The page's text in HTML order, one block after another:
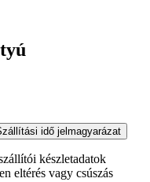
idő jelmagyarázat
készletadatok
eltérés vagy csúszás